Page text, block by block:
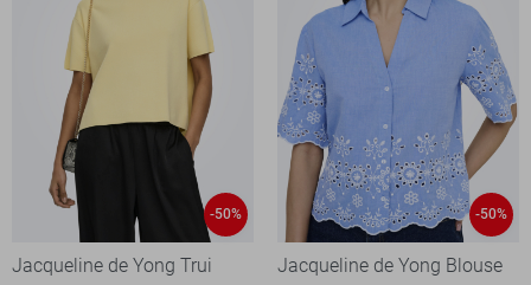
-50%
Jacqueline de Yong Trui
-50%
Jacqueline de Yong Blouse